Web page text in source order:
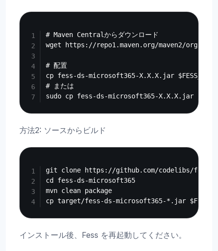
# Maven Centralからダウンロード
wget https://repo1.maven.org/maven2/org/
# 配置
cp fess-ds-microsoft365-X.X.X.jar
# または
方法2: ソースからビルド
git clone https://github.com/codelibs/fess-
cd fess-ds-microsoft365
mvn clean package
インストール後、Fess を再起動してください。